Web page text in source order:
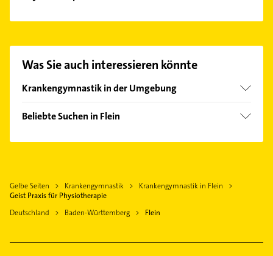
Hier finden Sie alleKontaktdaten
Was Sie auch interessieren könnte
Krankengymnastik in der Umgebung
Heilbronn Neckar
Untergruppenbach
Kirchheim am Neckar
Weinsberg
Bönnigheim
Beliebte Suchen in Flein
Heizung & Sanitär
Heizungsfirmen
Gelbe Seiten Krankengymnastik
Krankengymnastik in Flein
Geist Praxis für Physiotherapie
Deutschland
Baden-Württemberg Flein